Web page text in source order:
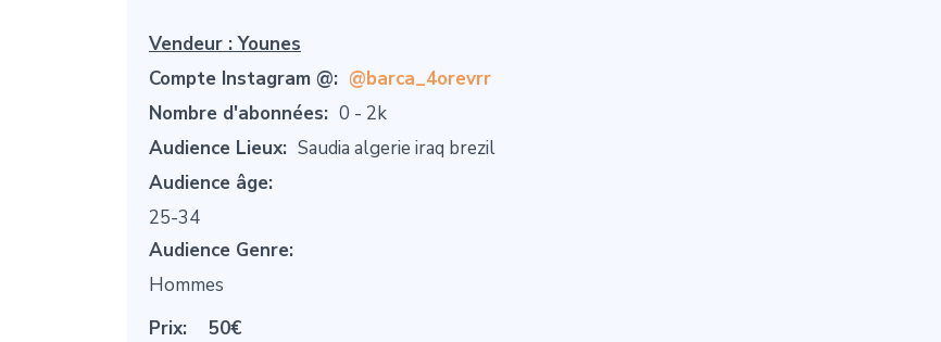
Vendeur :Younes
Compte Instagram @: @barca_4orevrr
Nombre d'abonnées: 0 - 2k
Audience Lieux: Saudia algerie iraq brezil
Audience âge:
25-34
Audience Genre:
Hommes
Prix:
50€